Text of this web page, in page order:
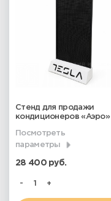
Стенд для продажи
кондиционеров «Аэро»
Посмотреть
параметры
28 400 руб.
- +